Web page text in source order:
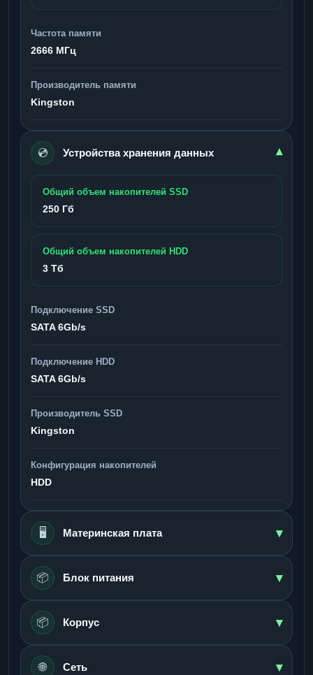
Частота памяти
2666 МГц
Производитель памяти
Kingston
💿 Устройства хранения данных ▾
Общий объем накопителей SSD
250 Гб
Общий объем накопителей HDD
3 Тб
Подключение SSD
SATA 6Gb/s
Подключение HDD
SATA 6Gb/s
Производитель SSD
Kingston
Конфигурация накопителей
HDD
🖥️ Материнская плата ▾
📦 Блок питания ▾
📦 Корпус ▾
🌐 Сеть ▾